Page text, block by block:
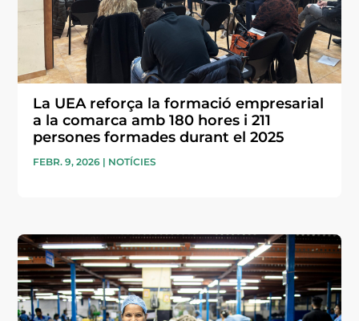
La UEA reforça la formació empresarial
a la comarca amb 180 hores i 211
persones formades durant el 2025
FEBR. 9, 2026 | NOTÍCIES